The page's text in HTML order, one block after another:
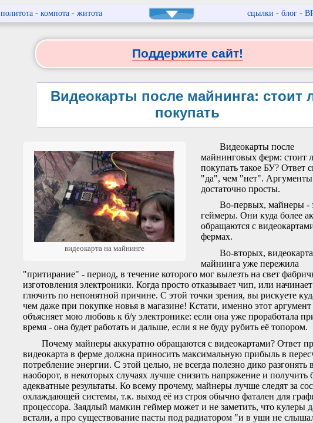
политота- компота- житота сцылки - блог-
Поддержите сайт!
Видеокарты после майнинга: стоит
покупать
видеокарта на майнинге
Видеокарты после
майнинговых ферм: стоит
покупать такое БУ? Ответ
"да", чем "нет". Аргументы
достаточно просты.
Во-первых, майнеры -
геймеры. Они куда более
обращаются с
фермах.
Во-вторых,
майнинга уже пережила
"притирание" - период, в течение которого мог вылезть на свет
изготовления электроники. Когда просто отказывает чип, или
глючить по непонятной причине. С этой точки зрения, вы рискуете
чем даже при покупке новья в магазине! Кстати, именно этот аргумент
объясняет мою любовь к б/у электронике: если она уже проработала
время - она будет работать и дальше, если я не буду рубить её топором.
Почему майнеры аккуратно обращаются с видеокартами? Ответ
видеокарта в ферме должна приносить максимальную прибыль в
потребление энергии. С этой целью, не всегда полезно дико разгонять
наоборот, в некоторых случаях лучше снизить напряжение и получить
адекватные результаты. Ко всему прочему, майнеры лучше следят за
охлаждающей системы, т.к. выход её из строя обычно фатален для
процессора. Заядлый мамкин геймер может и не заметить, что кулеры
встали, а про существование пасты под радиатором "и в уши не